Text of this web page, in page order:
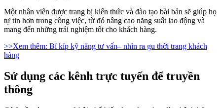
Một nhân viên được trang bị kiến thức và đào tạo bài bản sẽ giúp họ
tự tin hơn trong công việc, từ đó nâng cao năng suất lao động và
mang đến những trải nghiệm tốt cho khách hàng.
>>Xem thêm: Bí kíp kỹ năng tư vấn– nhìn ra gu thời trang khách
hàng
Sử dụng các kênh trực tuyến để truyền
thông